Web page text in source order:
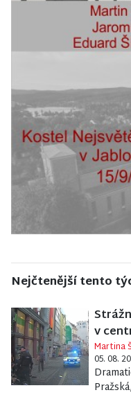
Nejčtenější tento
v
Martina
05. 08.